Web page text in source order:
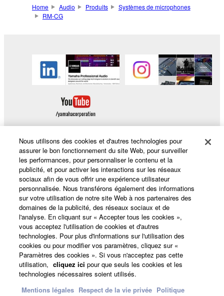
Home Audio Produits
Systèmes de microphones
RM-CG
Produits et solutions
Actualités
A propos de Yamaha
France - French
Nous utilisons des cookies et d'autres technologies pour
assurer le bon fonctionnement du site Web, pour surveiller
les performances, pour personnaliser le contenu et la
publicité, et pour activer les interactions sur les réseaux
sociaux afin de vous offrir une expérience utilisateur
personnalisée. Nous transférons également des informations
sur votre utilisation de notre site Web à nos partenaires des
domaines de la publicité, des réseaux sociaux et de
l'analyse. En cliquant sur « Accepter tous les cookies »,
vous acceptez l'utilisation de cookies et d'autres
technologies. Pour plus d'informations sur l'utilisation des
cookies ou pour modifier vos paramètres, cliquez sur «
Paramètres des cookies ». Si vous n'acceptez pas cette
utilisation, cliquez ici pour que seuls les cookies et les
technologies nécessaires soient utilisés.
Mentions légales Respect de la vie privée Politique